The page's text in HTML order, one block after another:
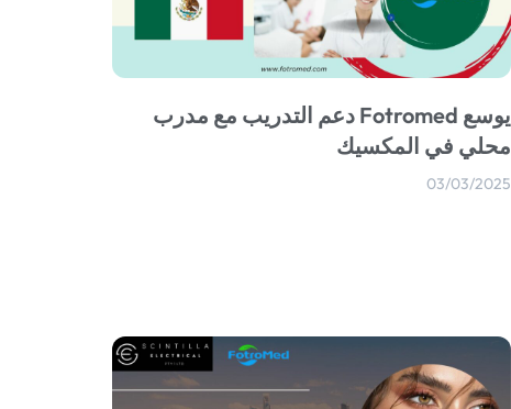
يوسع Fotromed دعم التدريب مع مدرب
محلي في المكسيك
03/03/2025